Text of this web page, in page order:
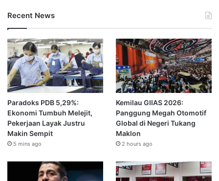
Recent News
Paradoks PDB 5,29%:
Ekonomi Tumbuh Melejit,
Pekerjaan Layak Justru
Makin Sempit
5 mins ago
Kemilau GIIAS 2026:
Panggung Megah Otomotif
Global di Negeri Tukang
Maklon
2 hours ago